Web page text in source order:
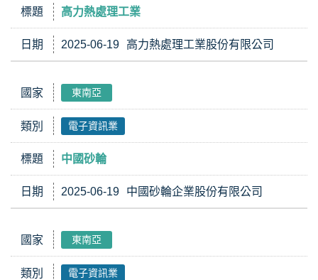
標題 高力熱處理工業
日期 2025-06-19 高力熱處理工業股份有限公司
國家 東南亞
類別 電子資訊業
標題 中國砂輪
日期 2025-06-19 中國砂輪企業股份有限公司
國家 東南亞
類別 電子資訊業